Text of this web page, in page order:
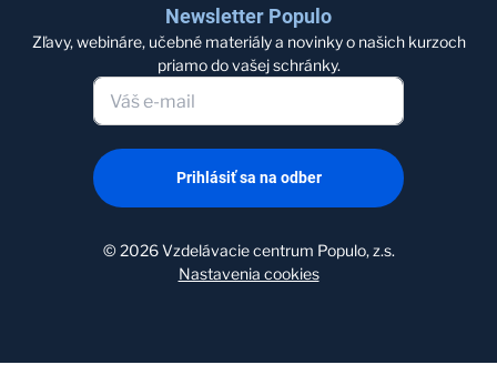
Newsletter Populo
Zľavy, webináre, učebné materiály a novinky o našich kurzoch
priamo do vašej schránky.
Prihlásiť sa na odber
©2026 Vzdelávacie centrum Populo, z.s.
Nastavenia cookies